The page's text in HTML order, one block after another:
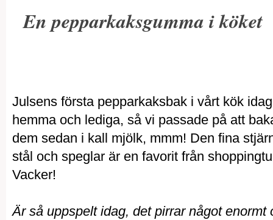
En pepparkaksgumma i köket
Julsens första pepparkaksbak i vårt kök
hemma och lediga, så vi passade på att
dem sedan i kall mjölk, mmm! Den fina
stål och speglar är en favorit från
Vacker!
Är så uppspelt idag, det pirrar något